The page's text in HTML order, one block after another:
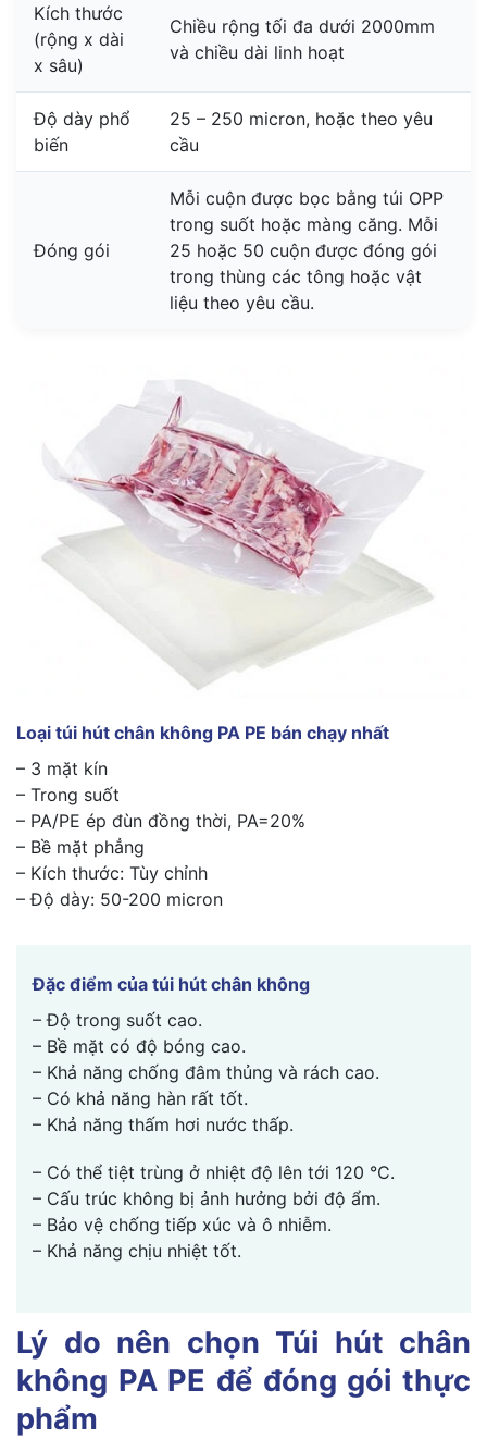
Kích thước
(rộng x dài
x sâu)
Chiều rộng tối đa dưới 2000mm
và chiều dài linh hoạt
Độ dày phổ
biến
25 – 250 micron, hoặc theo yêu
cầu
Đóng gói
Mỗi cuộn được bọc bằng túi OPP
trong suốt hoặc màng căng. Mỗi
25 hoặc 50 cuộn được đóng gói
trong thùng các tông hoặc vật
liệu theo yêu cầu.
Loại túi hút chân không PA PE bán chạy nhất
– 3 mặt kín
– Trong suốt
– PA/PE ép đùn đồng thời, PA=20%
– Bề mặt phẳng
– Kích thước: Tùy chỉnh
– Độ dày: 50-200 micron
Đặc điểm của túi hút chân không
– Độ trong suốt cao.
– Bề mặt có độ bóng cao.
– Khả năng chống đâm thủng và rách cao.
– Có khả năng hàn rất tốt.
– Khả năng thấm hơi nước thấp.
– Có thể tiệt trùng ở nhiệt độ lên tới 120 °C.
– Cấu trúc không bị ảnh hưởng bởi độ ẩm.
– Bảo vệ chống tiếp xúc và ô nhiễm.
– Khả năng chịu nhiệt tốt.
Lý do nên chọn Túi hút chân
không PA PE để đóng gói thực
phẩm